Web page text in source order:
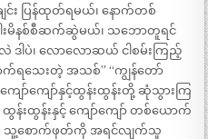
င်း ပြန်ထုတ်ရမယ်၊ နောက်တစ်
းမိနစ်စီဆက်ဆွဲမယ်၊ သဘောတူရင်
ပဲ၊ လောလောဆယ် ငါစမ်းကြည့်
ရသေးတဲ့ အသစ်” “ကျွန်တော်
ော်ကျော်နှင့်ထွန်းထွန်းတို့ ဆုံသွားကြ
န်းထွန်းနှင့် ကျော်ကျော် တစ်ယောက်
သူ့စောက်ဖုတ်ကို အရင်လျက်သူ